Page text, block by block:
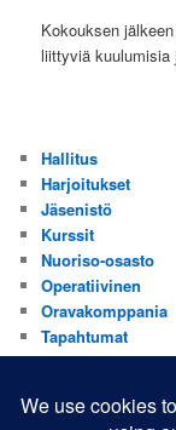
Kokouksen
liittyviä kuulumisia
Hallitus
Harjoitukset
Jäsenistö
Kurssit
Nuoriso-osasto
Operatiivinen
Oravakomppania
Tapahtumat
Valistus